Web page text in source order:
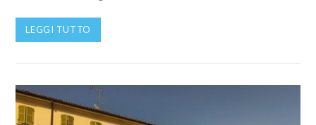
LEGGI TUTTO